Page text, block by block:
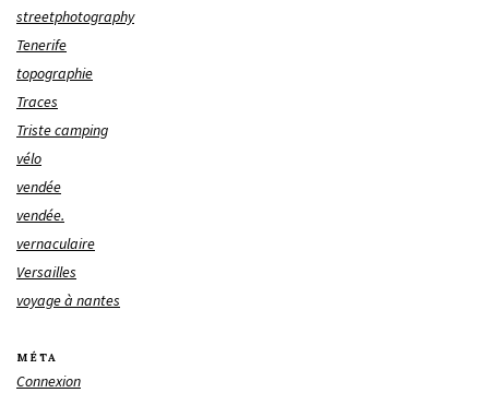
streetphotography
Tenerife
topographie
Traces
Triste camping
vélo
vendée
vendée.
vernaculaire
Versailles
voyage à nantes
MÉTA
Connexion